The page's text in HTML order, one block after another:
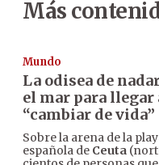
Más
Mundo
La odisea de
el mar para llegar
“cambiar de vida”
Sobre la arena de la
española de Ceuta